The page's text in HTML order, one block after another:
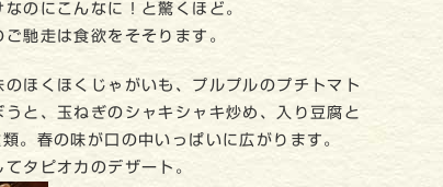
のにこんなに！と驚くほど。
馳走は食欲をそそります。
ほくほくじゃがいも、プルプルのプチトマト
と、玉ねぎのシャキシャキ炒め、入り豆腐と
。春の味が口の中いっぱいに広がります。
タピオカのデザート。